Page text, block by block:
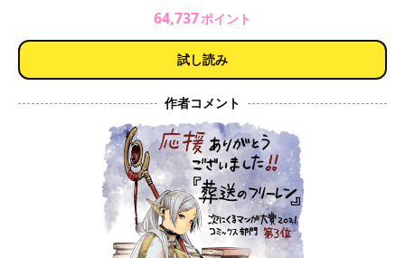
64,737ポイント
試し読み
作者コメント